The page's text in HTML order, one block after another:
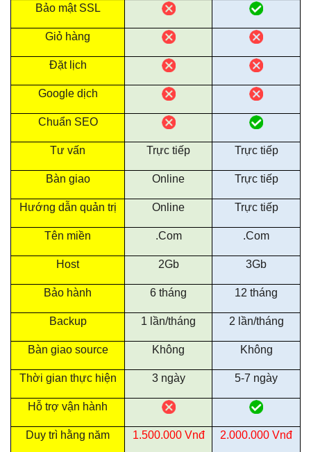
Bảo mật SSL
Giỏ hàng
Đặt lịch
Google dịch
Chuẩn SEO
Tư vấn Trực tiếp Trực tiếp
Bàn giao Online Trực tiếp
Hướng dẫn quản trị Online Trực tiếp
Tên miền .Com .Com
Host 2Gb 3Gb
Bảo hành 6 tháng 12 tháng
Backup 1 lần/tháng 2 lần/tháng
Bàn giao source Không Không
Thời gian thực hiện 3 ngày 5-7 ngày
Hỗ trợ vận hành
Duy trì hằng năm 1.500.000 Vnđ 2.000.000 Vnđ